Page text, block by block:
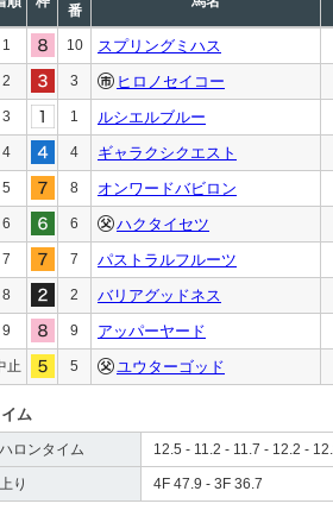
番
1 10 スプリングミハス
2 3 ヒロノセイコー
3 1 ルシエルブルー
4 4 ギャラクシクエスト
5 8 オンワードバビロン
6 6 ハクタイセツ
7 7 パストラルフルーツ
8 2 バリアグッドネス
9 9 アッパーヤード
止 5 ユウターゴッド
ム
ハロンタイム 12.5 - 11.2 - 11.7 - 12.2 -
上り 4F 47.9 - 3F 36.7